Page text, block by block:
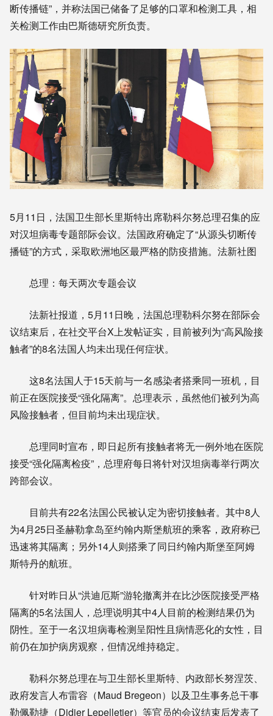
断传播链”，并称法国已储备了足够的口罩和检测工具，相
关检测工作由巴斯德研究所负责。
5月11日，法国卫生部长里斯特出席勒科尔努总理召集的应
对汉坦病毒专题部际会议。法国政府确定了“从源头切断传
播链”的方式，采取欧洲地区最严格的防疫措施。法新社图
总理：每天两次专题会议
法新社报道，5月11日晚，法国总理勒科尔努在部际会
议结束后，在社交平台X上发帖证实，目前被列为“高风险接
触者”的8名法国人均未出现任何症状。
这8名法国人于15天前与一名感染者搭乘同一班机，目
前正在医院接受“强化隔离”。总理表示，虽然他们被列为高
风险接触者，但目前均未出现症状。
总理同时宣布，即日起所有接触者将无一例外地在医院
接受“强化隔离检疫”，总理府每日将针对汉坦病毒举行两次
跨部会议。
目前共有22名法国公民被认定为密切接触者。其中8人
为4月25日圣赫勒拿岛至约翰内斯堡航班的乘客，政府称已
迅速将其隔离；另外14人则搭乘了同日约翰内斯堡至阿姆
斯特丹的航班。
针对昨日从“洪迪厄斯”游轮撤离并在比沙医院接受严格
隔离的5名法国人，总理说明其中4人目前的检测结果仍为
阴性。至于一名汉坦病毒检测呈阳性且病情恶化的女性，目
前仍在加护病房观察，但情况维持稳定。
勒科尔努总理在与卫生部长里斯特、内政部长努涅茨、
政府发言人布雷容（Maud Bregeon）以及卫生事务总干事
勒佩勒捷（Didier Lepelletier）等官员的会议结束后发表了